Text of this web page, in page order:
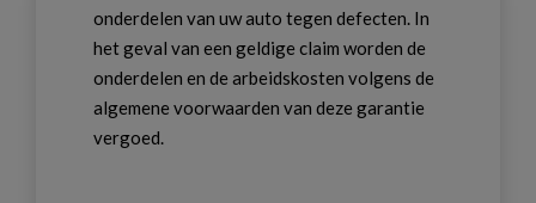
onderdelen van uw auto tegen defecten. In
het geval van een geldige claim worden de
onderdelen en de arbeidskosten volgens de
algemene voorwaarden van deze garantie
vergoed.